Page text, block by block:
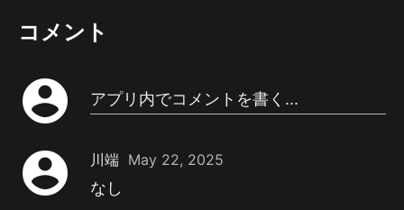
コメント
account_circle アプリ内でコメントを書く...
account_circle 川端 May 22, 2025
なし